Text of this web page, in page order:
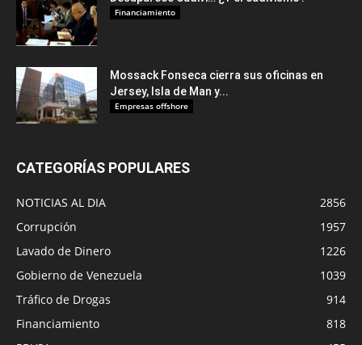
Financiamiento
Mossack Fonseca cierra sus oficinas en
Jersey, Isla de Man y...
Empresas offshore
CATEGORÍAS POPULARES
NOTICIAS AL DIA
2856
Corrupción
1957
Lavado de Dinero
1226
Gobierno de Venezuela
1039
Tráfico de Drogas
914
Financiamiento
818